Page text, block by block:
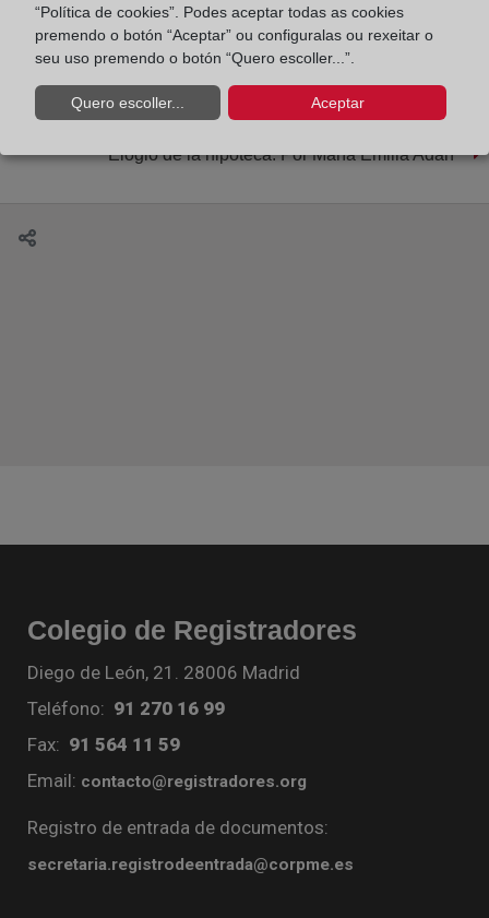
Beatriz Corredor y Sergio Nasarre dialogan sobre
la crisis de la vivienda. Por Diego Vigil
Elogio de la hipoteca. Por María Emilia Adán
Colegio de Registradores
Diego de León, 21. 28006 Madrid
Teléfono: 91 270 16 99
Fax: 91 564 11 59
Email: contacto@registradores.org
Registro de entrada de documentos:
secretaria.registrodeentrada@corpme.es
“Política de cookies”. Podes aceptar todas as cookies
premendo o botón “Aceptar” ou configuralas ou rexeitar o
seu uso premendo o botón “Quero escoller...”.
Quero escoller... Aceptar